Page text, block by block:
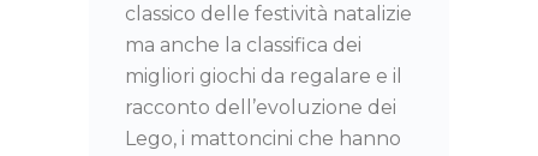
classico delle festività natalizie
ma anche la classifica dei
migliori giochi da regalare e il
racconto dell’evoluzione dei
Lego, i mattoncini che hanno